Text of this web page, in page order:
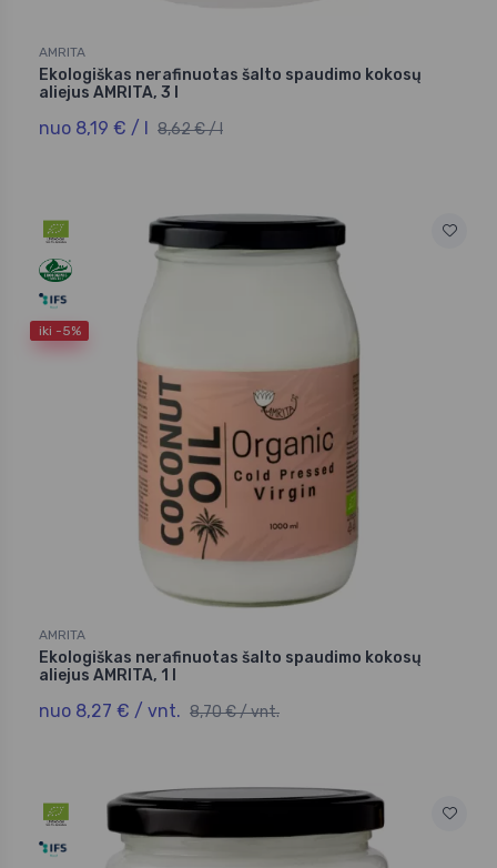
AMRITA
Ekologiškas nerafinuotas šalto spaudimo kokosų
aliejus AMRITA, 3 l
nuo 8,19 € / l 8,62 € / l
iki -5%
AMRITA
Ekologiškas nerafinuotas šalto spaudimo kokosų
aliejus AMRITA, 1 l
nuo 8,27 € / vnt. 8,70 € / vnt.